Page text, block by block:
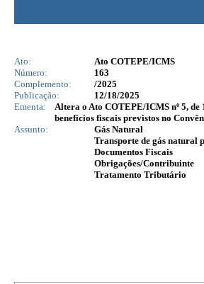
Ato:
Ato COTEPE/ICMS
Número:
163
Complemento:
/2025
Publicação:
12/18/2025
Ementa:
Altera o Ato COTEPE/ICMS nº 5,
benefícios fiscais previstos no
Assunto:
Gás Natural
Transporte de gás natural
Documentos Fiscais
Obrigações/Contribuinte
Tratamento Tributário